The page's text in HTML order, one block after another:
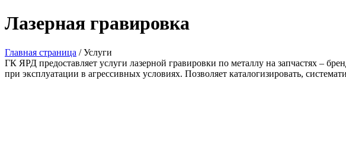
Лазерная гравировка
Главная страница /Услуги
ГК ЯРД предоставляет услуги лазерной гравировки по металлу на запчастях –
при эксплуатации в агрессивных условиях. Позволяет каталогизировать,